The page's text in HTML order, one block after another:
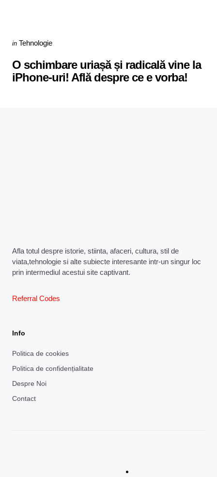
Categories
Posted
in Tehnologie
O schimbare uriașă și radicală vine la
iPhone-uri! Află despre ce e vorba!
Afla totul despre istorie, stiinta, afaceri, cultura, stil de
viata,tehnologie si alte subiecte interesante intr-un singur loc
prin intermediul acestui site captivant.
Referral Codes
Info
Politica de cookies
Politica de confidențialitate
Despre Noi
Contact